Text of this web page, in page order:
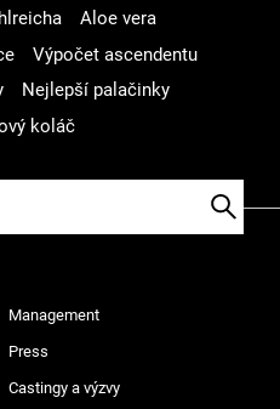
Aloe vera
Výpočet ascendentu
Nejlepší palačinky
koláč
Management
Press
Castingy a výzvy